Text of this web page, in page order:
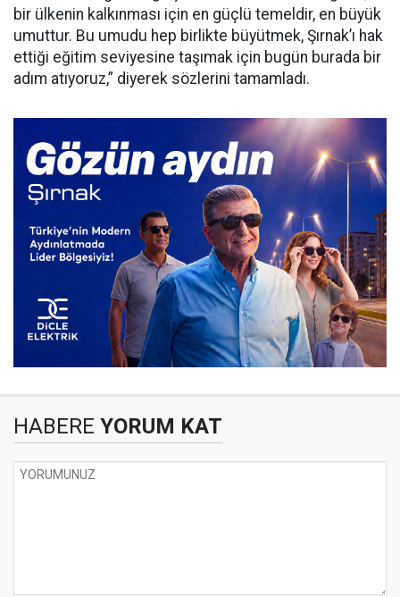
bir ülkenin kalkınması için en güçlü temeldir, en büyük
umuttur. Bu umudu hep birlikte büyütmek, Şırnak’ı hak
ettiği eğitim seviyesine taşımak için bugün burada bir
adım atıyoruz,” diyerek sözlerini tamamladı.
HABERE YORUM KAT